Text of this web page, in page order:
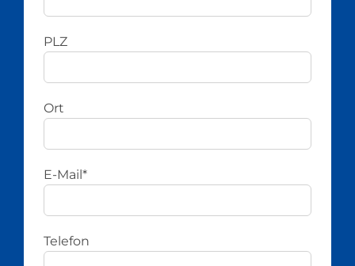
PLZ
Ort
E-Mail*
Telefon